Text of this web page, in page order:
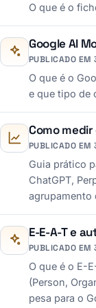
O que é o
Google AI
PUBLICADO EM
O que é o
e que tipo de
Como
PUBLICADO EM
Guia prático
ChatGPT,
agrupamento
E-E-A-T e
PUBLICADO EM
O que é o E-
(Person,
pesa para o